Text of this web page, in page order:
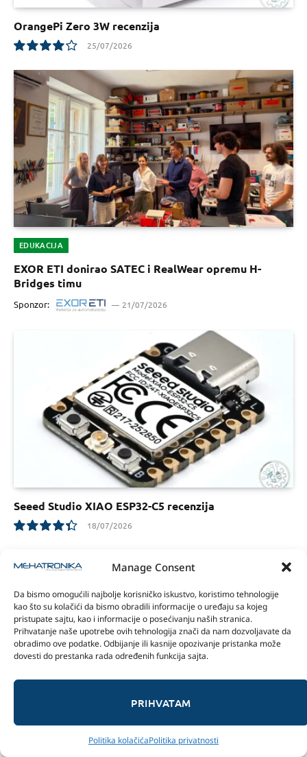
Manage Consent
Da bismo omogućili najbolje korisničko iskustvo, koristimo tehnologije
kao što su kolačići da bismo obradili informacije o uređaju sa kojeg
pristupate sajtu, kao i informacije o posećivanju naših stranica.
Prihvatanje naše upotrebe ovih tehnologija znači da nam dozvoljavate da
obradimo ove podatke. Odbijanje ili kasnije opozivanje pristanka može
dovesti do prestanka rada određenih funkcija sajta.
PRIHVATAM
Politika kolačićaPolitika privatnosti
OrangePi Zero 3W recenzija
8
25/07/2026
EDUKACIJA
EXOR ETI donirao SATEC i RealWear opremu H-
Bridges timu
Sponzor: 21/07/2026
Seeed Studio XIAO ESP32-C5 recenzija
18/07/2026
Elecrow All-in-one Starter Kit for Arduino Nano R4